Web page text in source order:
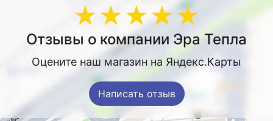
★★★★★
Отзывы о компании Эра Тепла
Оцените наш магазин на Яндекс.Карты
Написать отзыв